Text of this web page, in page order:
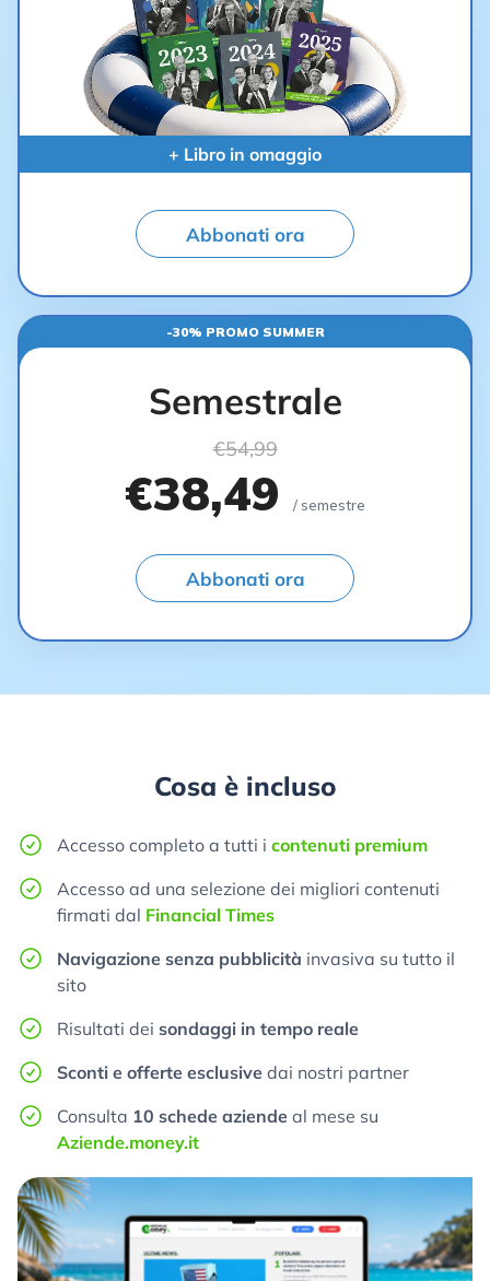
+ Libro in omaggio
Abbonati ora
-30% PROMO SUMMER
Semestrale
€54,99
€38,49 / semestre
Abbonati ora
Cosa è incluso
Accesso completo a tutti i contenuti premium
Accesso ad una selezione dei migliori contenuti
firmati dal Financial Times
Navigazione senza pubblicità invasiva su tutto il
sito
Risultati dei sondaggi in tempo reale
Sconti e offerte esclusive dai nostri partner
Consulta 10 schede aziende al mese su
Aziende.money.it